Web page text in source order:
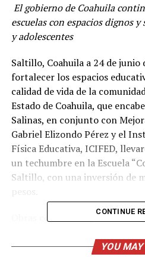
El gobierno de Coahuila
escuelas con espacios dignos
y adolescentes
Saltillo, Coahuila a 24 de junio
fortalecer los espacios
calidad de vida de la
Estado de Coahuila, que
Salinas, en conjunto con
Gabriel Elizondo Pérez y el
Física Educativa, ICIFED,
un techumbre en la Escuela
Saltillo, con una inversión de
Obras como estas permitirán
realizar ahora actividades
CONTINUE
YOU